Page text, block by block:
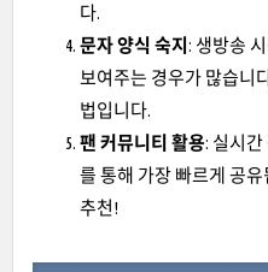
다.
문자 양식 숙지 : 생방송
보여주는 경우가 많습니
법입니다.
팬 커뮤니티 활용: 실시간
를 통해 가장 빠르게 공
추천!